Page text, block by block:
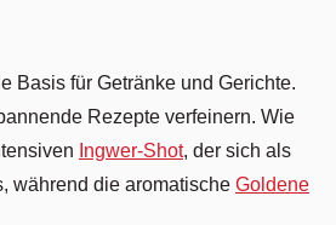
Basis für Getränke und Gerichte.
Rezepte verfeinern. Wie
Ingwer-Shot, der sich als
während die aromatische Goldene